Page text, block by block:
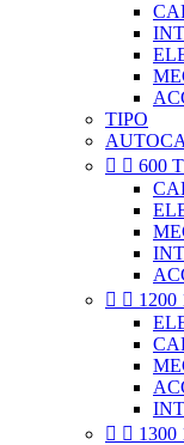
TIPO
  600
  1200
  1300